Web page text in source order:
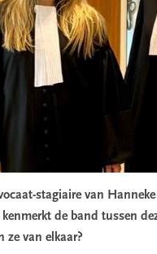
stagiaire van
kenmerkt de band tussen
ze van elkaar?